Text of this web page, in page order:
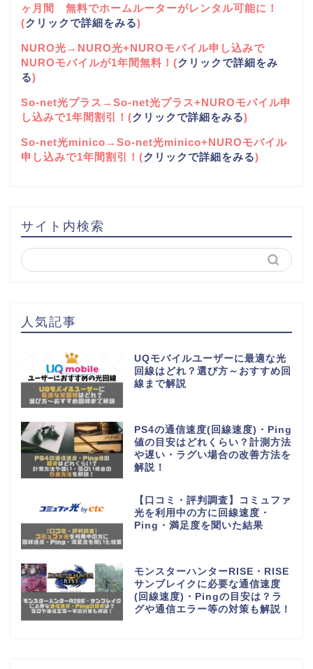
ヶ月間 無料でホームルーターがレンタル可能に！
(クリックで詳細をみる)
NURO光→NURO光+NUROモバイル申し込みで
NUROモバイルが1年間無料！(クリックで詳細をみ
る)
So-net光プラス→So-net光プラス+NUROモバイル申
し込みで1年間割引！(クリックで詳細をみる)
So-net光minico→So-net光minico+NUROモバイル
申し込みで1年間割引！(クリックで詳細をみる)
サイト内検索
人気記事
UQモバイルユーザーに最適な光
回線はどれ？選び方～おすすめ回
線まで解説
PS4の通信速度(回線速度)・Ping
値の目安はどれくらい？計測方法
や遅い・ラグい場合の改善方法を
解説！
【口コミ・評判調査】コミュファ
光を利用中の方に回線速度・
Ping・満足度を聞いた結果
モンスターハンターRISE・RISE
サンブレイクに必要な通信速度
(回線速度)・Pingの目安は？ラ
グや通信エラー等の対策も解説！